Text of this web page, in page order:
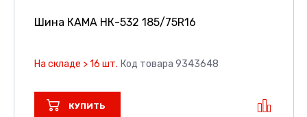
Шина КАМА НК-532 185/75R16
На складе > 16 шт. Код товара 9343648
КУПИТЬ